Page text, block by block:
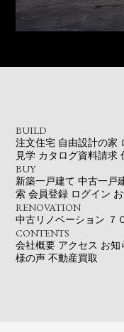
BUILD
注文住宅 自由設計の家
見学 カタログ資料請求
BUY
新築一戸建て 中古一戸
索 会員登録 ログイン
RENOVATION
中古リノベーション ７
CONTENTS
会社概要 アクセス お知
様の声 不動産買取